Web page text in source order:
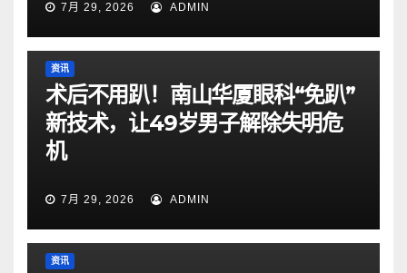
7月 29, 2026 ADMIN
资讯
术后不用趴！南山华厦眼科“免趴”
新技术，让49岁男子解除失明危
机
7月 29, 2026 ADMIN
资讯